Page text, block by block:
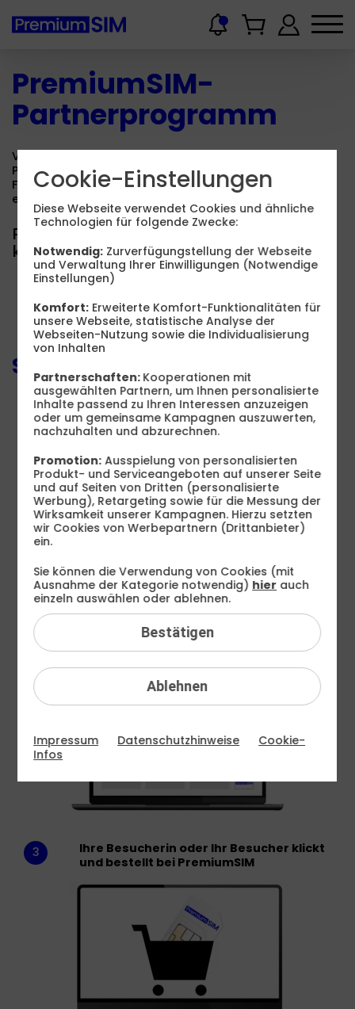
PremiumSIM-
Partnerprogramm
Verdienen Sie jetzt mit Ihrer eigenen Homepage und
PremiumSIM bares Geld!
Für alle neuen PremiumSIM Kundinnen und Kunden
erhalten Sie eine attraktive Provision.
PremiumSIM bietet viel Leistung zum
kleinen Preis
Allnet-Flat-Tarife und Datentarife
Highspeed-Internet mit bis zu 50 MBit/s
Tarife auch ohne Vertragslaufzeit für maximale
Flexibilität
So einfach geht's:
1
Anmeldung im Drillisch Online-
Partnerprogramm
Werbemittel auf Ihrer Homepage
3
Ihre Besucherin oder Ihr Besucher klickt
und bestellt bei PremiumSIM
Cookie-Einstellungen
Diese Webseite verwendet Cookies und ähnliche
Technologien für folgende Zwecke:
Notwendig: Zurverfügungstellung der Webseite
und Verwaltung Ihrer Einwilligungen (Notwendige
Einstellungen)
Komfort: Erweiterte Komfort-Funktionalitäten für
unsere Webseite, statistische Analyse der
Webseiten-Nutzung sowie die Individualisierung
von Inhalten
Partnerschaften: Kooperationen mit
ausgewählten Partnern, um Ihnen personalisierte
Inhalte passend zu Ihren Interessen anzuzeigen
oder um gemeinsame Kampagnen auszuwerten,
nachzuhalten und abzurechnen.
Promotion: Ausspielung von personalisierten
Produkt- und Serviceangeboten auf unserer Seite
und auf Seiten von Dritten (personalisierte
Werbung), Retargeting sowie für die Messung der
Wirksamkeit unserer Kampagnen. Hierzu setzten
wir Cookies von Werbepartnern (Drittanbieter)
ein.
Ablehnen
Sie können die Verwendung von Cookies (mit
Ausnahme der Kategorie notwendig) hier auch
einzeln auswählen oder ablehnen.
Bestätigen
Impressum Datenschutzhinweise
Cookie-
Infos